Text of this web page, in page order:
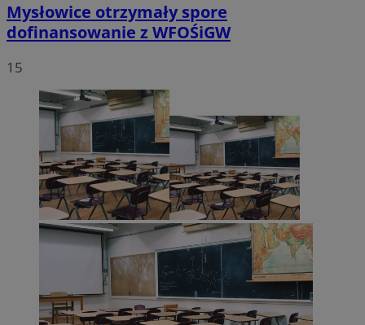
Mysłowice otrzymały spore
dofinansowanie z WFOŚiGW
15